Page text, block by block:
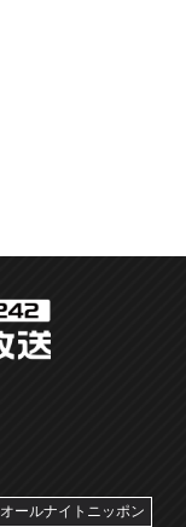
オールナイトニッポン